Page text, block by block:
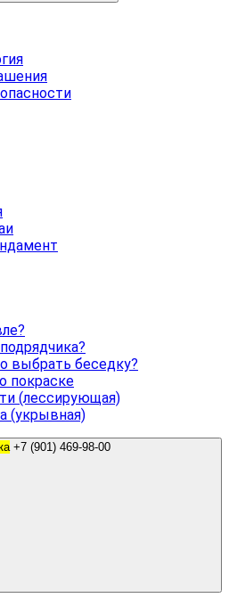
выбрать беседку?
покраске
(лессирующая)
(укрывная)
+7 (901) 469-98-00